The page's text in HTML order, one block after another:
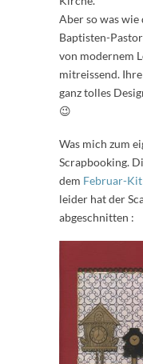
Aber so was wie
Baptisten-
von modernem
mitreissend.
ganz tolles
😉
Was mich zum
Scrapbooking.
dem Februar-Kit
leider hat der
abgeschnitten :